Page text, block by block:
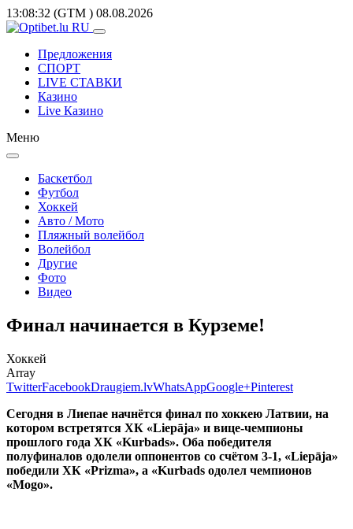
13:08:32 (GTM ) 08.08.2026
Предложения
СПОРТ
LIVE СТАВКИ
Казино
Live Казино
Меню
Баскетбол
Футбол
Хоккей
Авто / Мото
Пляжный волейбол
Волейбол
Другие
Фото
Видео
Финал начинается в Курземе!
Хоккей
Array
TwitterFacebookDraugiem.lvWhatsAppGoogle+Pinterest
Сегодня в Лиепае начнётся финал по хоккею Латвии, на
котором встретятся ХК «Liepāja» и вице-чемпионы
прошлого года ХК «Kurbads». Оба победителя
полуфиналов одолели оппонентов со счётом 3-1, «Liepāja»
победили ХК «Prizma», а «Kurbads одолел чемпионов
«Mogo».